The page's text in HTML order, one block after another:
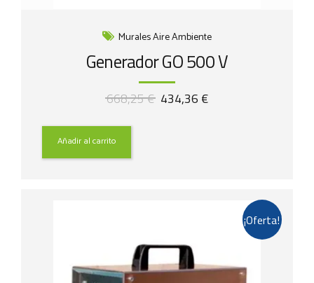
Murales Aire Ambiente
Generador GO 500 V
668,25€ El
434,36 €El
Añadir al carrito
¡Oferta!